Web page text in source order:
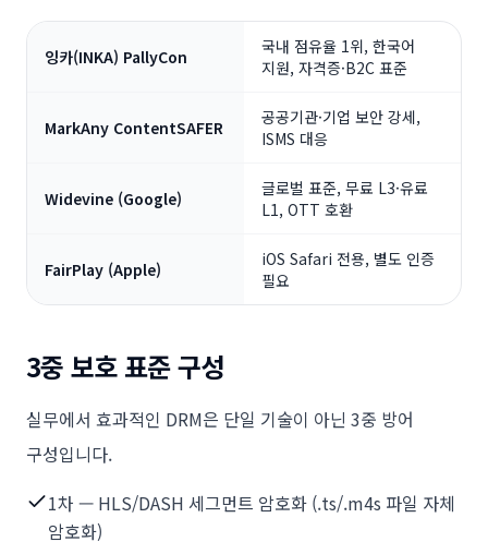
잉카(INKA) PallyCon
국내 점유율 1위, 한국어
지원, 자격증·B2C 표준
MarkAny ContentSAFER
공공기관·기업 보안 강세,
ISMS 대응
Widevine (Google)
글로벌 표준, 무료 L3·유료
L1, OTT 호환
FairPlay (Apple)
iOS Safari 전용, 별도 인증
필요
3중 보호 표준 구성
실무에서 효과적인 DRM은 단일 기술이 아닌 3중 방어
구성입니다.
1차 — HLS/DASH 세그먼트 암호화 (.ts/.m4s 파일 자체
암호화)